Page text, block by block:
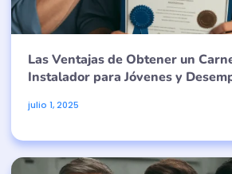
Las Ventajas de Obtener un
Instalador para Jóvenes y
julio 1, 2025